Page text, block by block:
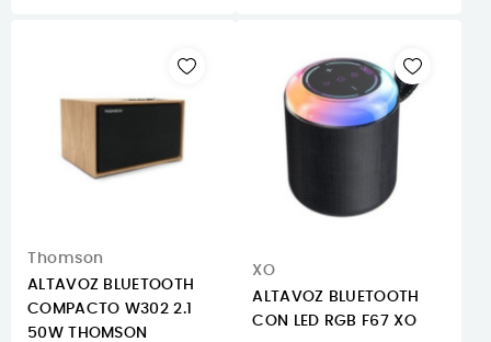
Thomson
ALTAVOZ BLUETOOTH
COMPACTO W302 2.1
50W THOMSON
XO
ALTAVOZ BLUETOOTH
CON LED RGB F67 XO